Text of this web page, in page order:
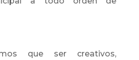
que ser creativos,